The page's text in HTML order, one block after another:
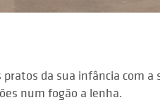
da sua infância com a
num fogão a lenha.